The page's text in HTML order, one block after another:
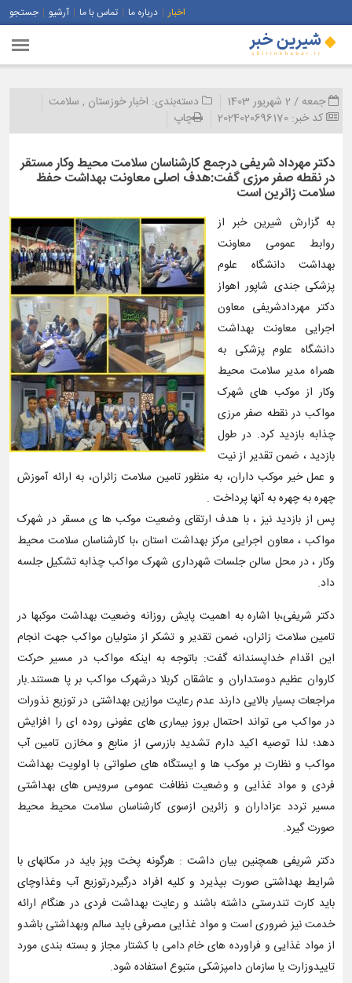
اخبار درباره ما تماس با ما آرشیو جستجو
جمعه / 2 شهریور 1403 دسته‌بندی: اخبار خوزستان , سلامت
کد خبر: 2024020696170 چاپ
دکتر مهرداد شریفی درجمع کارشناسان سلامت محیط وکار مستقر
در نقطه صفر مرزی گفت:هدف اصلی معاونت بهداشت حفظ
سلامت زائرین است
به گزارش شیرین خبر از
روابط عمومی معاونت
بهداشت دانشگاه علوم
پزشکی جندی شاپور اهواز
دکتر مهردادشریفی معاون
اجرایی معاونت بهداشت
دانشگاه علوم پزشکی به
همراه مدیر سلامت محیط
وکار از موکب های شهرک
مواکب در نقطه صفر مرزی
چذابه بازدید کرد. در طول
بازدید ، ضمن تقدیر از نیت
و عمل خیر موکب داران، به منظور تامین سلامت زائران، به ارائه آموزش
چهره به چهره به آنها پرداخت .
پس از بازدید نیز ، با هدف ارتقای وضعیت موکب ها ی مسقر در شهرک
مواکب ، معاون اجرایی مرکز بهداشت استان ،با کارشناسان سلامت محیط
وکار ، در محل سالن جلسات شهرداری شهرک مواکب چذابه تشکیل جلسه
داد.
دکتر شریفی،با اشاره به اهمیت پایش روزانه وضعیت بهداشت موکبها در
تامین سلامت زائران، ضمن تقدیر و تشکر از متولیان مواکب جهت انجام
این اقدام خداپسندانه گفت: باتوجه به اینکه مواکب در مسیر حرکت
کاروان عظیم دوستداران و عاشقان کربلا درشهرک مواکب بر پا هستند.بار
مراجعات بسیار بالایی دارند عدم رعایت موازین بهداشتی در توزیع نذورات
در مواکب می تواند احتمال بروز بیماری های عفونی روده ای را افزایش
دهد؛ لذا توصیه اکید دارم تشدید بازرسی از منابع و مخازن تامین آب
مواکب و نظارت بر موکب ها و ایستگاه های صلواتی با اولویت بهداشت
فردی و مواد غذایی و وضعیت نظافت عمومی سرویس های بهداشتی
مسیر تردد عزاداران و زائرین ازسوی کارشناسان سلامت محیط محیط
صورت گیرد.
دکتر شریفی همچنین بیان داشت : هرگونه پخت وپز باید در مکانهای با
شرایط بهداشتی صورت بپذیرد و کلیه افراد درگیردرتوزیع آب وغذاوچای
باید کارت تندرستی داشته باشند و رعایت بهداشت فردی در هنگام ارائه
خدمت نیز ضروری است و مواد غذایی مصرفی باید سالم وبهداشتی باشدو
از مواد غذایی و فراورده های خام دامی با کشتار مجاز و بسته بندی مورد
تاییدوزارت یا سازمان دامپزشکی متبوع استفاده شود.